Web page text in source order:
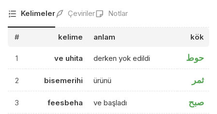
Kelimeler Çeviriler Notlar
# kelime anlam kök
1 ve uhita derken yok edildi حوط
2 bisemerihi ürünü ثمر
3 feesbeha ve başladı صبح